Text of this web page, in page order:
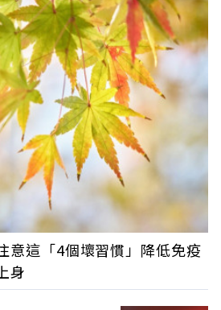
意這「4個壞習慣」降低免疫
身